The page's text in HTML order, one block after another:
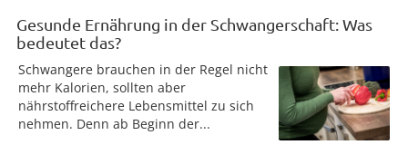
Gesunde Ernährung in der Schwangerschaft: Was
bedeutet das?
Schwangere brauchen in der Regel nicht
mehr Kalorien, sollten aber
nährstoffreichere Lebensmittel zu sich
nehmen. Denn ab Beginn der...